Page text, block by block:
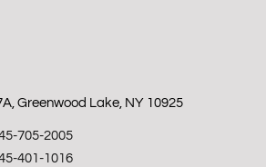
Greenwood Lake, NY 10925
705-2005
401-1016